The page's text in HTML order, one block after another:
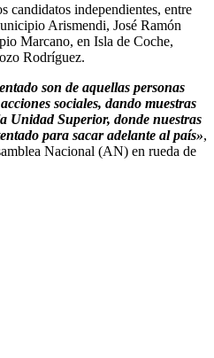
candidatos independientes, entre
Arismendi, José Ramón
Marcano, en Isla de Coche,
Rodríguez.
son de aquellas personas
sociales, dando muestras
Unidad Superior, donde nuestras
para sacar adelante al país»,
Nacional (AN) en rueda de